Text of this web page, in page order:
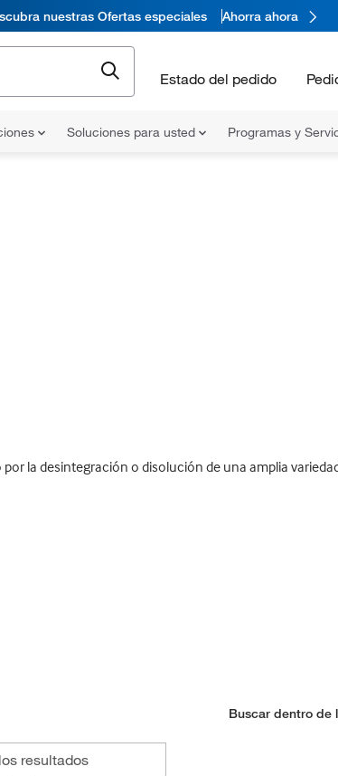
nuestras Ofertas especiales Ahorra ahora
Estado del pedido
Soluciones para usted Programas y
la desintegración o disolución de una amplia
Buscar dentro de